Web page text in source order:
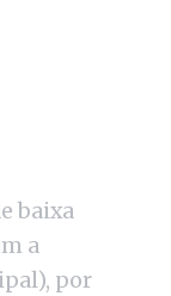
baixa
a
por